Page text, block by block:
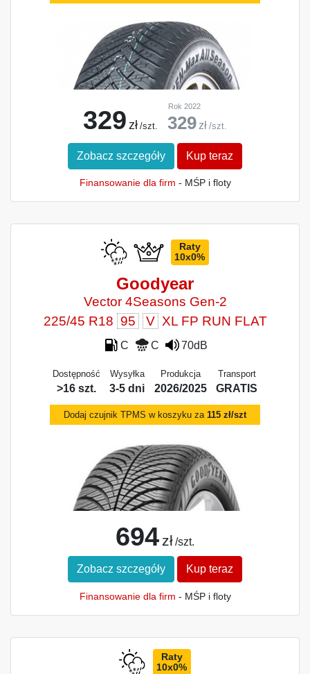
329 zł /szt.
Rok 2022
329 zł /szt.
Zobacz szczegóły Kup teraz
Finansowanie dla firm - MŚP i floty
Raty
10x0%
Goodyear
Vector 4Seasons Gen-2
225/45 R18 95 V XL FP RUN FLAT
C C 70dB
Dostępność
>16 szt.
Wysyłka
3-5 dni
Produkcja
2026/2025
Transport
GRATIS
Dodaj czujnik TPMS w koszyku za 115 zł/szt
694 zł /szt.
Zobacz szczegóły Kup teraz
Finansowanie dla firm - MŚP i floty
Raty
10x0%